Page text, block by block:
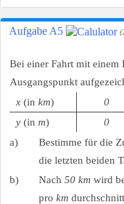
Aufgabe A5
Bei einer Fahrt mit
Ausgangspunkt
x (in km) 0
y (in m) 0
a)
Bestimme für die
die letzten beiden
b)
Nach 50 km wird
pro km